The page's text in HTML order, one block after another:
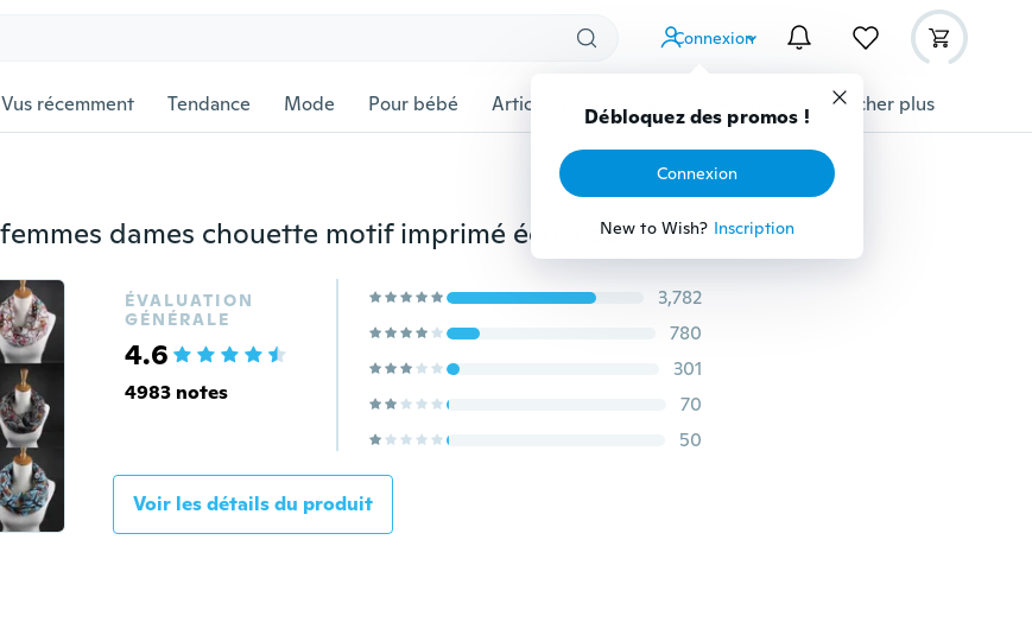
Connexion
Débloquez des promos !
Connexion
New to Wish? Inscription
Vus récemment Tendance Mode Pour bébé Articles pour animaux domestiques Afficher plus
Marchandises femmes dames chouette motif imprimé écharpe écharpe chaude châle
ÉVALUATION
GÉNÉRALE
4.6
4983 notes
3,782
780
301
70
50
Voir les détails du produit